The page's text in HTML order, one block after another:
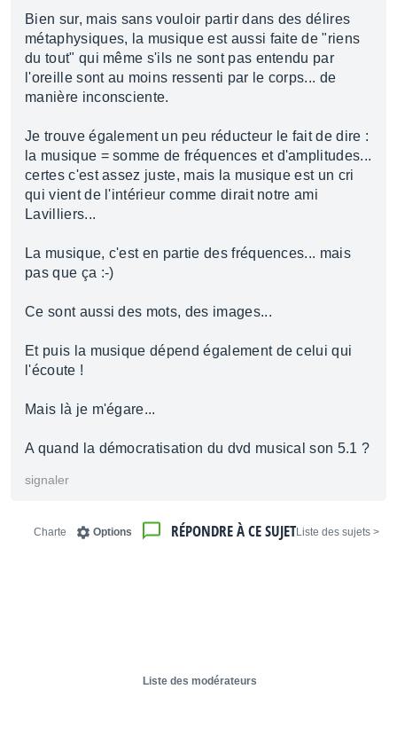
Bien sur, mais sans vouloir partir dans des délires
métaphysiques, la musique est aussi faite de "riens
du tout" qui même s'ils ne sont pas entendu par
l'oreille sont au moins ressenti par le corps... de
manière inconsciente.
Je trouve également un peu réducteur le fait de dire :
la musique = somme de fréquences et d'amplitudes...
certes c'est assez juste, mais la musique est un cri
qui vient de l'intérieur comme dirait notre ami
Lavilliers...
La musique, c'est en partie des fréquences... mais
pas que ça :-)
Ce sont aussi des mots, des images...
Et puis la musique dépend également de celui qui
l'écoute !
Mais là je m'égare...
A quand la démocratisation du dvd musical son 5.1 ?
signaler
< Liste des sujets
RÉPONDRE À CE SUJET
Options
Charte
Liste des modérateurs